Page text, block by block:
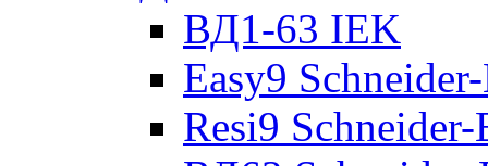
ВД1-63 IEK
Easy9
Resi9